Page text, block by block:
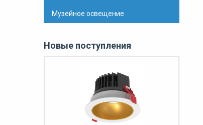
Музейное освещение
Новые поступления